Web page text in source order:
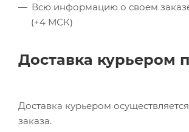
Всю информацию о своем
(+4 МСК)
Доставка курьером
Доставка курьером осуществляется
заказа.